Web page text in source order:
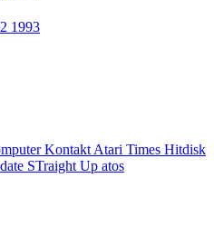
1993
Kontakt Atari Times Hitdisk
STraight Up atos